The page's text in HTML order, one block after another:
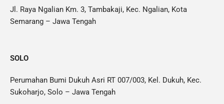
Jl. Raya Ngalian Km. 3, Tambakaji, Kec. Ngalian, Kota
Semarang – Jawa Tengah
SOLO
Perumahan Bumi Dukuh Asri RT 007/003, Kel. Dukuh, Kec.
Sukoharjo, Solo – Jawa Tengah